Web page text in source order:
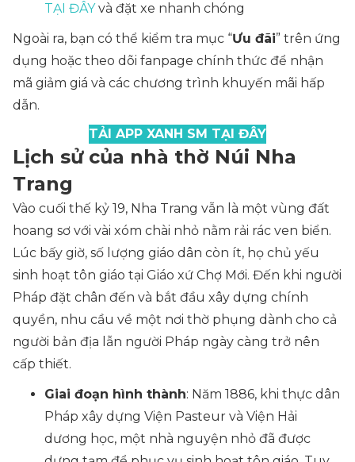
TẠI ĐÂYvà đặt xe nhanh chóng
Ngoài ra, bạn có thể kiểm tra mục “Ưu đãi” trên ứng
dụng hoặc theo dõi fanpage chính thức để nhận
mã giảm giá và các chương trình khuyến mãi hấp
dẫn.
TẢI APP XANH SM TẠI ĐÂY
Lịch sử của nhà thờ Núi Nha
Trang
Vào cuối thế kỷ 19, Nha Trang vẫn là một vùng đất
hoang sơ với vài xóm chài nhỏ nằm rải rác ven biển.
Lúc bấy giờ, số lượng giáo dân còn ít, họ chủ yếu
sinh hoạt tôn giáo tại Giáo xứ Chợ Mới. Đến khi người
Pháp đặt chân đến và bắt đầu xây dựng chính
quyền, nhu cầu về một nơi thờ phụng dành cho cả
người bản địa lẫn người Pháp ngày càng trở nên
cấp thiết.
Giai đoạn hình thành: Năm 1886, khi thực dân
Pháp xây dựng Viện Pasteur và Viện Hải
dương học, một nhà nguyện nhỏ đã được